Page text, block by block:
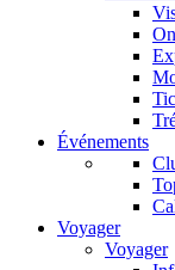
Événements
Voyager
Voyager